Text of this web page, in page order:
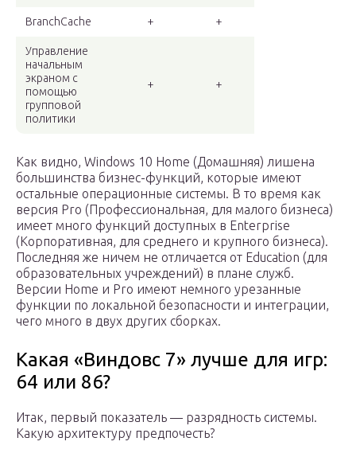
BranchCache + +
Управление
начальным
экраном с
помощью
групповой
политики
+ +
Как видно, Windows 10 Home (Домашняя) лишена
большинства бизнес-функций, которые имеют
остальные операционные системы. В то время как
версия Pro (Профессиональная, для малого бизнеса)
имеет много функций доступных в Enterprise
(Корпоративная, для среднего и крупного бизнеса).
Последняя же ничем не отличается от Education (для
образовательных учреждений) в плане служб.
Версии Home и Pro имеют немного урезанные
функции по локальной безопасности и интеграции,
чего много в двух других сборках.
Какая «Виндовс 7» лучше для игр:
64 или 86?
Итак, первый показатель — разрядность системы.
Какую архитектуру предпочесть?